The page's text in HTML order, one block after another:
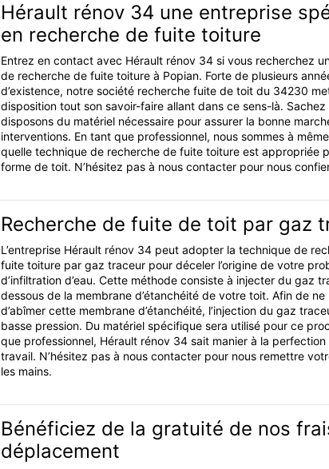
Hérault rénov 34 une entreprise
en recherche de fuite toiture
Entrez en contact avec Hérault rénov 34 si vous recherchez
de recherche de fuite toiture à Popian. Forte de plusieurs
d’existence, notre société recherche fuite de toit du 34230
disposition tout son savoir-faire allant dans ce sens-là. Sachez
disposons du matériel nécessaire pour assurer la bonne
interventions. En tant que professionnel, nous sommes à
quelle technique de recherche de fuite toiture est appropriée
forme de toit. N’hésitez pas à nous contacter pour nous
Recherche de fuite de toit par gaz
L’entreprise Hérault rénov 34 peut adopter la technique de
fuite toiture par gaz traceur pour déceler l’origine de votre
d’infiltration d’eau. Cette méthode consiste à injecter du gaz
dessous de la membrane d’étanchéité de votre toit. Afin de ne
d’abîmer cette membrane d’étanchéité, l’injection du gaz
basse pression. Du matériel spécifique sera utilisé pour ce
que professionnel, Hérault rénov 34 sait manier à la perfection
travail. N’hésitez pas à nous contacter pour nous remettre
les mains.
Bénéficiez de la gratuité de nos
déplacement